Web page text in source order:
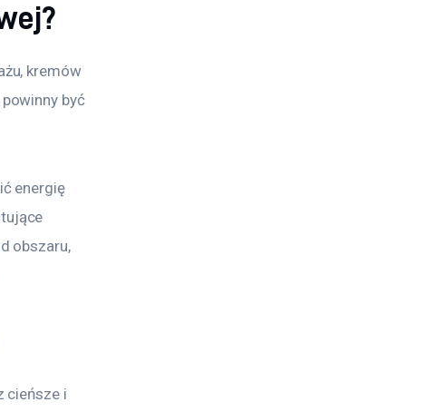
kremów
być
energię
obszaru,
cieńsze i